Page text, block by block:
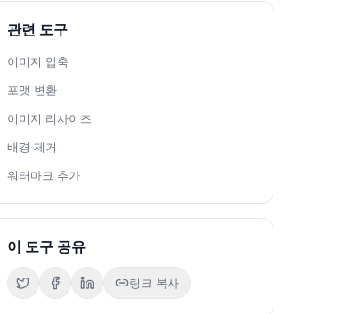
관련 도구
이미지 압축
포맷 변환
이미지 리사이즈
배경 제거
워터마크 추가
이 도구 공유
링크 복사